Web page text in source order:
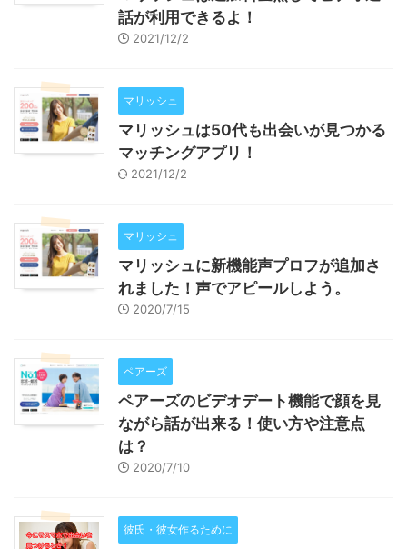
話が利用できるよ！
2021/12/2
マリッシュ
マリッシュは50代も出会いが見つかる
マッチングアプリ！
2021/12/2
マリッシュ
マリッシュに新機能声プロフが追加さ
れました！声でアピールしよう。
2020/7/15
ペアーズ
ペアーズのビデオデート機能で顔を見
ながら話が出来る！使い方や注意点
は？
2020/7/10
彼氏・彼女作るために